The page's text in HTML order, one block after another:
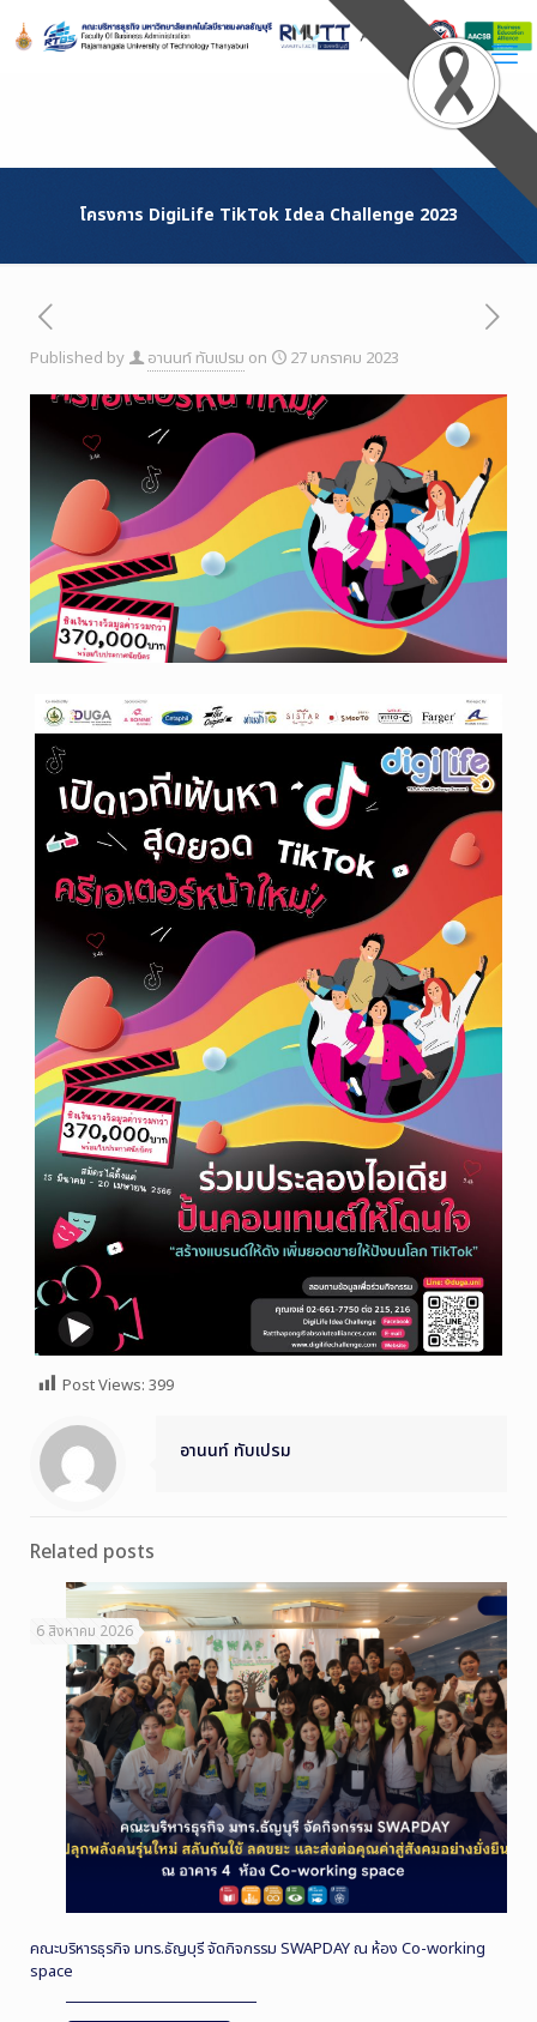
Content
โครงการ DigiLife TikTok Idea Challenge 2023
Published by อานนท์ ทับเปรม on 27 มกราคม 2023
Post Views: 399
อานนท์ ทับเปรม
Related posts
6 สิงหาคม 2026
คณะบริหารธุรกิจ มทร.ธัญบุรี จัดกิจกรรม SWAPDAY ณ ห้อง Co-working
space